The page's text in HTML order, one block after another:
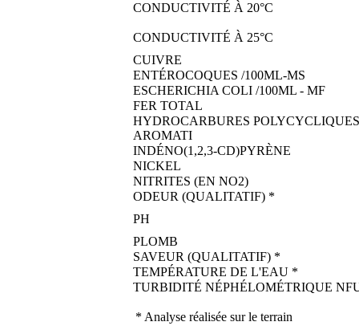
CONDUCTIVITÉ À 20°C
CONDUCTIVITÉ À 25°C
CUIVRE
ENTÉROCOQUES /100ML-MS
ESCHERICHIA COLI /100ML - MF
FER TOTAL
HYDROCARBURES POLYCYCLIQUES
AROMATI
INDÉNO(1,2,3-CD)PYRÈNE
NICKEL
NITRITES (EN NO2)
ODEUR (QUALITATIF) *
PH
PLOMB
SAVEUR (QUALITATIF) *
TEMPÉRATURE DE L'EAU *
TURBIDITÉ NÉPHÉLOMÉTRIQUE
* Analyse réalisée sur le terrain